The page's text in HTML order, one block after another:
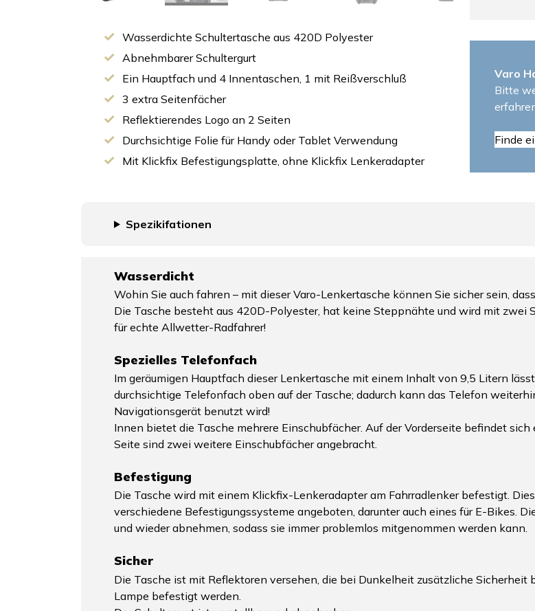
Wasserdichte Schultertasche aus 420D Polyester
Abnehmbarer Schultergurt
Ein Hauptfach und 4 Innentaschen, 1 mit Reißverschluß
3 extra Seitenfächer
Reflektierendes Logo an 2 Seiten
Durchsichtige Folie für Handy oder Tablet Verwendung
Mit Klickfix Befestigungsplatte, ohne Klickfix Lenkeradapter
Varo
Bitte
Finde
Spezikifationen
Wasserdicht
Wohin Sie auch fahren – mit dieser Varo-Lenkertasche können Sie sicher sein,
Die Tasche besteht aus 420D-Polyester, hat keine Steppnähte und wird mit zwei
für echte Allwetter-Radfahrer!
Spezielles Telefonfach
Im geräumigen Hauptfach dieser Lenkertasche mit einem Inhalt von 9,5 Litern
durchsichtige Telefonfach oben auf der Tasche; dadurch kann das Telefon
Navigationsgerät benutzt wird!
Innen bietet die Tasche mehrere Einschubfächer. Auf der Vorderseite befindet
Seite sind zwei weitere Einschubfächer angebracht.
Befestigung
Die Tasche wird mit einem Klickfix-Lenkeradapter am Fahrradlenker befestigt.
verschiedene Befestigungssysteme angeboten, darunter auch eines für E-Bikes.
und wieder abnehmen, sodass sie immer problemlos mitgenommen werden kann.
Sicher
Die Tasche ist mit Reflektoren versehen, die bei Dunkelheit zusätzliche Sicherheit
Lampe befestigt werden.